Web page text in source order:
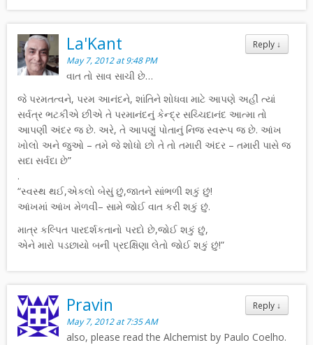
Reply ↓
La'Kant
May 7, 2012 at 9:48 PM
વાત તો સાવ સાચી છે…
જે પરમતત્વને, પરમ આનંદને, શાંતિને શોધવા માટે આપણે અહીં ત્યાં
સર્વત્ર ભટકીએ છીએ તે પરમાનંદનું કેન્દ્ર સચ્ચિદાનંદ આત્મા તો
આપણી અંદર જ છે. અરે, તે આપણું પોતાનું નિજ સ્વરૂપ જ છે. આંખ
ખોલો અને જુઓ – તમે જે શોધો છો તે તો તમારી અંદર – તમારી પાસે જ
સદા સર્વદા છે”
.
“સ્વસ્થ થઈ,એકલો બેસું છું,જાતને સાંભળી શકું છું!
આંખમાં આંખ મેળવી– સામે જોઈ વાત કરી શકું છું.
માત્ર કલ્પિત પારદર્શકતાનો પરદો છે,જોઈ શકું છું,
એને મારો પડછાયો બની પ્રદક્ષિણા લેતો જોઈ શકું છું!”
Reply ↓
Pravin
May 7, 2012 at 7:35 AM
also, please read the Alchemist by Paulo Coelho.